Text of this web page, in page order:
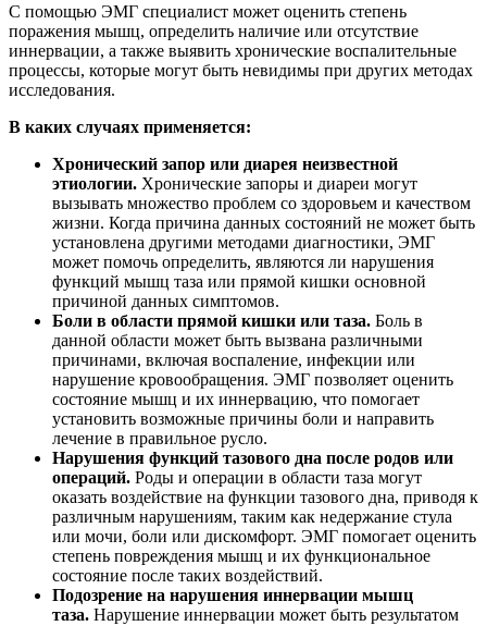
С помощью ЭМГ специалист может оценить степень
поражения мышц, определить наличие или отсутствие
иннервации, а также выявить хронические воспалительные
процессы, которые могут быть невидимы при других методах
исследования.
В каких случаях применяется:
Хронический запор или диарея неизвестной
этиологии. Хронические запоры и диареи могут
вызывать множество проблем со здоровьем и качеством
жизни. Когда причина данных состояний не может быть
установлена другими методами диагностики, ЭМГ
может помочь определить, являются ли нарушения
функций мышц таза или прямой кишки основной
причиной данных симптомов.
Боли в области прямой кишки или таза. Боль в
данной области может быть вызвана различными
причинами, включая воспаление, инфекции или
нарушение кровообращения. ЭМГ позволяет оценить
состояние мышц и их иннервацию, что помогает
установить возможные причины боли и направить
лечение в правильное русло.
Нарушения функций тазового дна после родов или
операций. Роды и операции в области таза могут
оказать воздействие на функции тазового дна, приводя к
различным нарушениям, таким как недержание стула
или мочи, боли или дискомфорт. ЭМГ помогает оценить
степень повреждения мышц и их функциональное
состояние после таких воздействий.
Подозрение на нарушения иннервации мышц
таза. Нарушение иннервации может быть результатом